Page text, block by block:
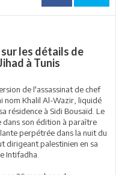
les détails de
à Tunis
de l'assassinat de chef
nom Khalil Al-Wazir, liquidé
résidence à Sidi Bousaïd. Le
son édition à paraître
perpétrée dans la nuit du
dirigeant palestinien en sa
Intifadha.